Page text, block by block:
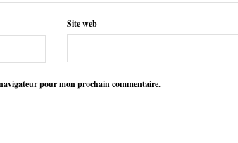
Site web
pour mon prochain commentaire.